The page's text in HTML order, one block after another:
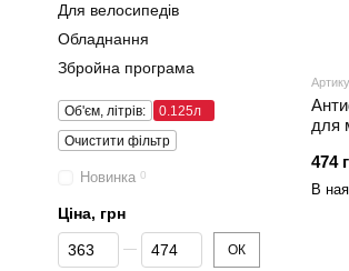
для
474
В
Для велосипедів
Обладнання
Збройна програма
Об'єм, літрів:
0.125л
Очистити фільтр
Новинка 0
Ціна, грн
Від Ціна, грн
До Ціна, грн ОК